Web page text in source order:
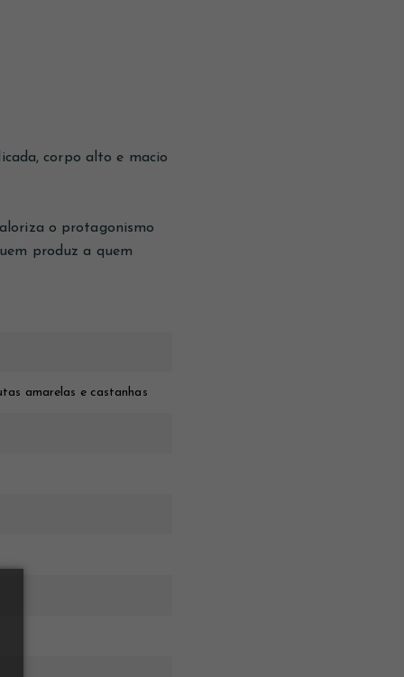
corpo alto e macio
o protagonismo
produz a quem
amarelas e castanhas